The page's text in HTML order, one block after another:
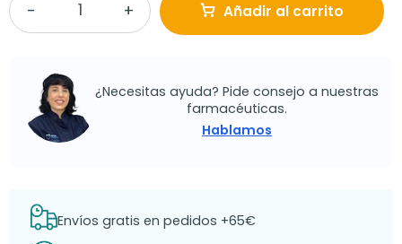
Añadir al carrito
¿Necesitas ayuda? Pide consejo a nuestras
farmacéuticas.
Hablamos
Envíos gratis en pedidos +65€